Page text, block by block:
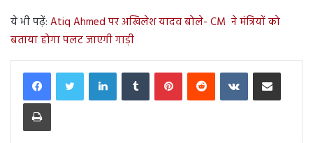
ये भी पढ़ें: Atiq Ahmed पर अखिलेश यादव बोले- CM ने मंत्रियों को
बताया होगा पलट जाएगी गाड़ी
LinkedInTumblr PinterestReddit VKontakteShare via Email
Print